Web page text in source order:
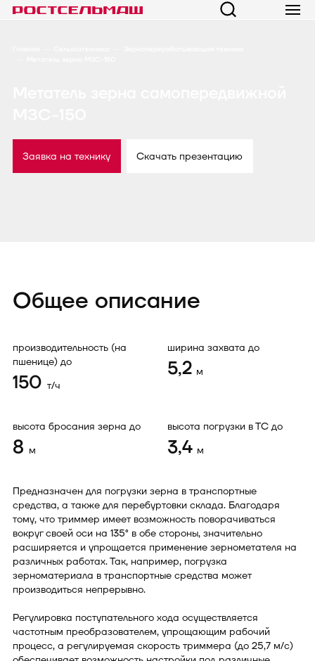
Заявка на технику Скачать презентацию
Общее описание
производительность (на
пшенице) до
150 т/ч
ширина захвата до
5,2 м
высота бросания зерна до
8 м
высота погрузки в ТС до
3,4 м
Предназначен для погрузки зерна в транспортные
средства, а также для перебуртовки склада. Благодаря
тому, что триммер имеет возможность поворачиваться
вокруг своей оси на 135° в обе стороны, значительно
расширяется и упрощается применение зернометателя на
различных работах. Так, например, погрузка
зерноматериала в транспортные средства может
производиться непрерывно.
Регулировка поступательного хода осуществляется
частотным преобразователем, упрощающим рабочий
процесс, а регулируемая скорость триммера (до 25,7 м/с)